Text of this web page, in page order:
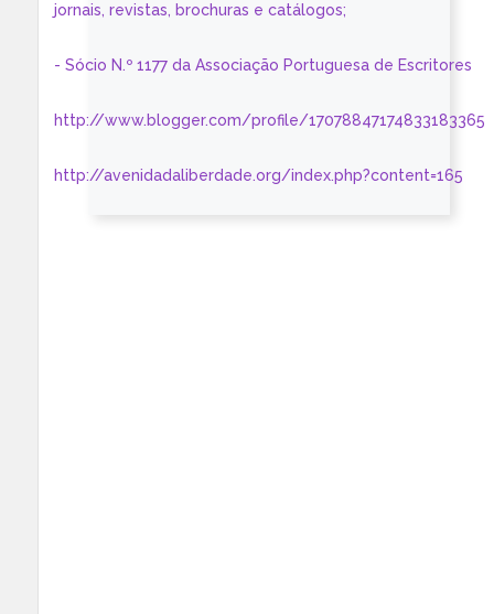
jornais, revistas, brochuras e catálogos;
- Sócio N.º 1177 da Associação Portuguesa de Escritores
http://www.blogger.com/profile/17078847174833183365
http://avenidadaliberdade.org/index.php?content=165